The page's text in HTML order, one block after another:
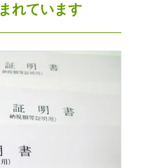
れています